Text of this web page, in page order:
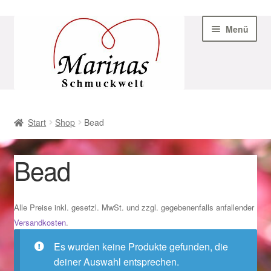
Navigation
Menü
AGB
Beispiel-Seite
Datenschutz
Geschenke zu Ostern 2023
Geschenke zu Ostern 2024
Start Shop Bead
Bead
Alle Preise inkl. gesetzl. MwSt. und zzgl. gegebenenfalls anfallender
Versandkosten.
Es wurden keine Produkte gefunden, die
deiner Auswahl entsprechen.